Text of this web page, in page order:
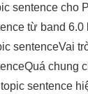
sentence cho
từ band 6.0
sentenceVai
Quá chung
topic sentence